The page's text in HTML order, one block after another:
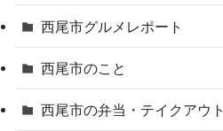
西尾市グルメレポート
西尾市のこと
西尾市の弁当・テイクアウト